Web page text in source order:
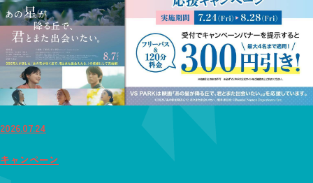
2026.07.24
キャンペーン